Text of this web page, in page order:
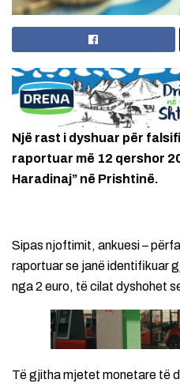
Një rast i dyshuar për
raportuar më 12 qershor
Haradinaj” në Prishtinë.
Sipas njoftimit, ankuesi –
raportuar se janë identifikuar
nga 2 euro, të cilat dyshohet
Të gjitha mjetet monetare të